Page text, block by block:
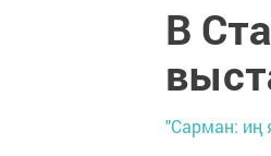
В
"Сарман: иң